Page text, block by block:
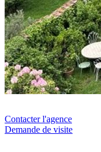
Contacter l'agence
Demande de visite